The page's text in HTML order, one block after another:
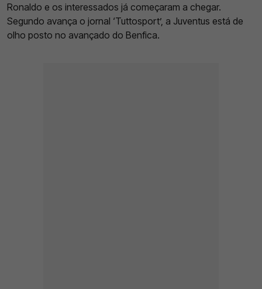
Ronaldo e os interessados já começaram a chegar.
Segundo avança o jornal ‘Tuttosport’, a Juventus está de
olho posto no avançado do Benfica.